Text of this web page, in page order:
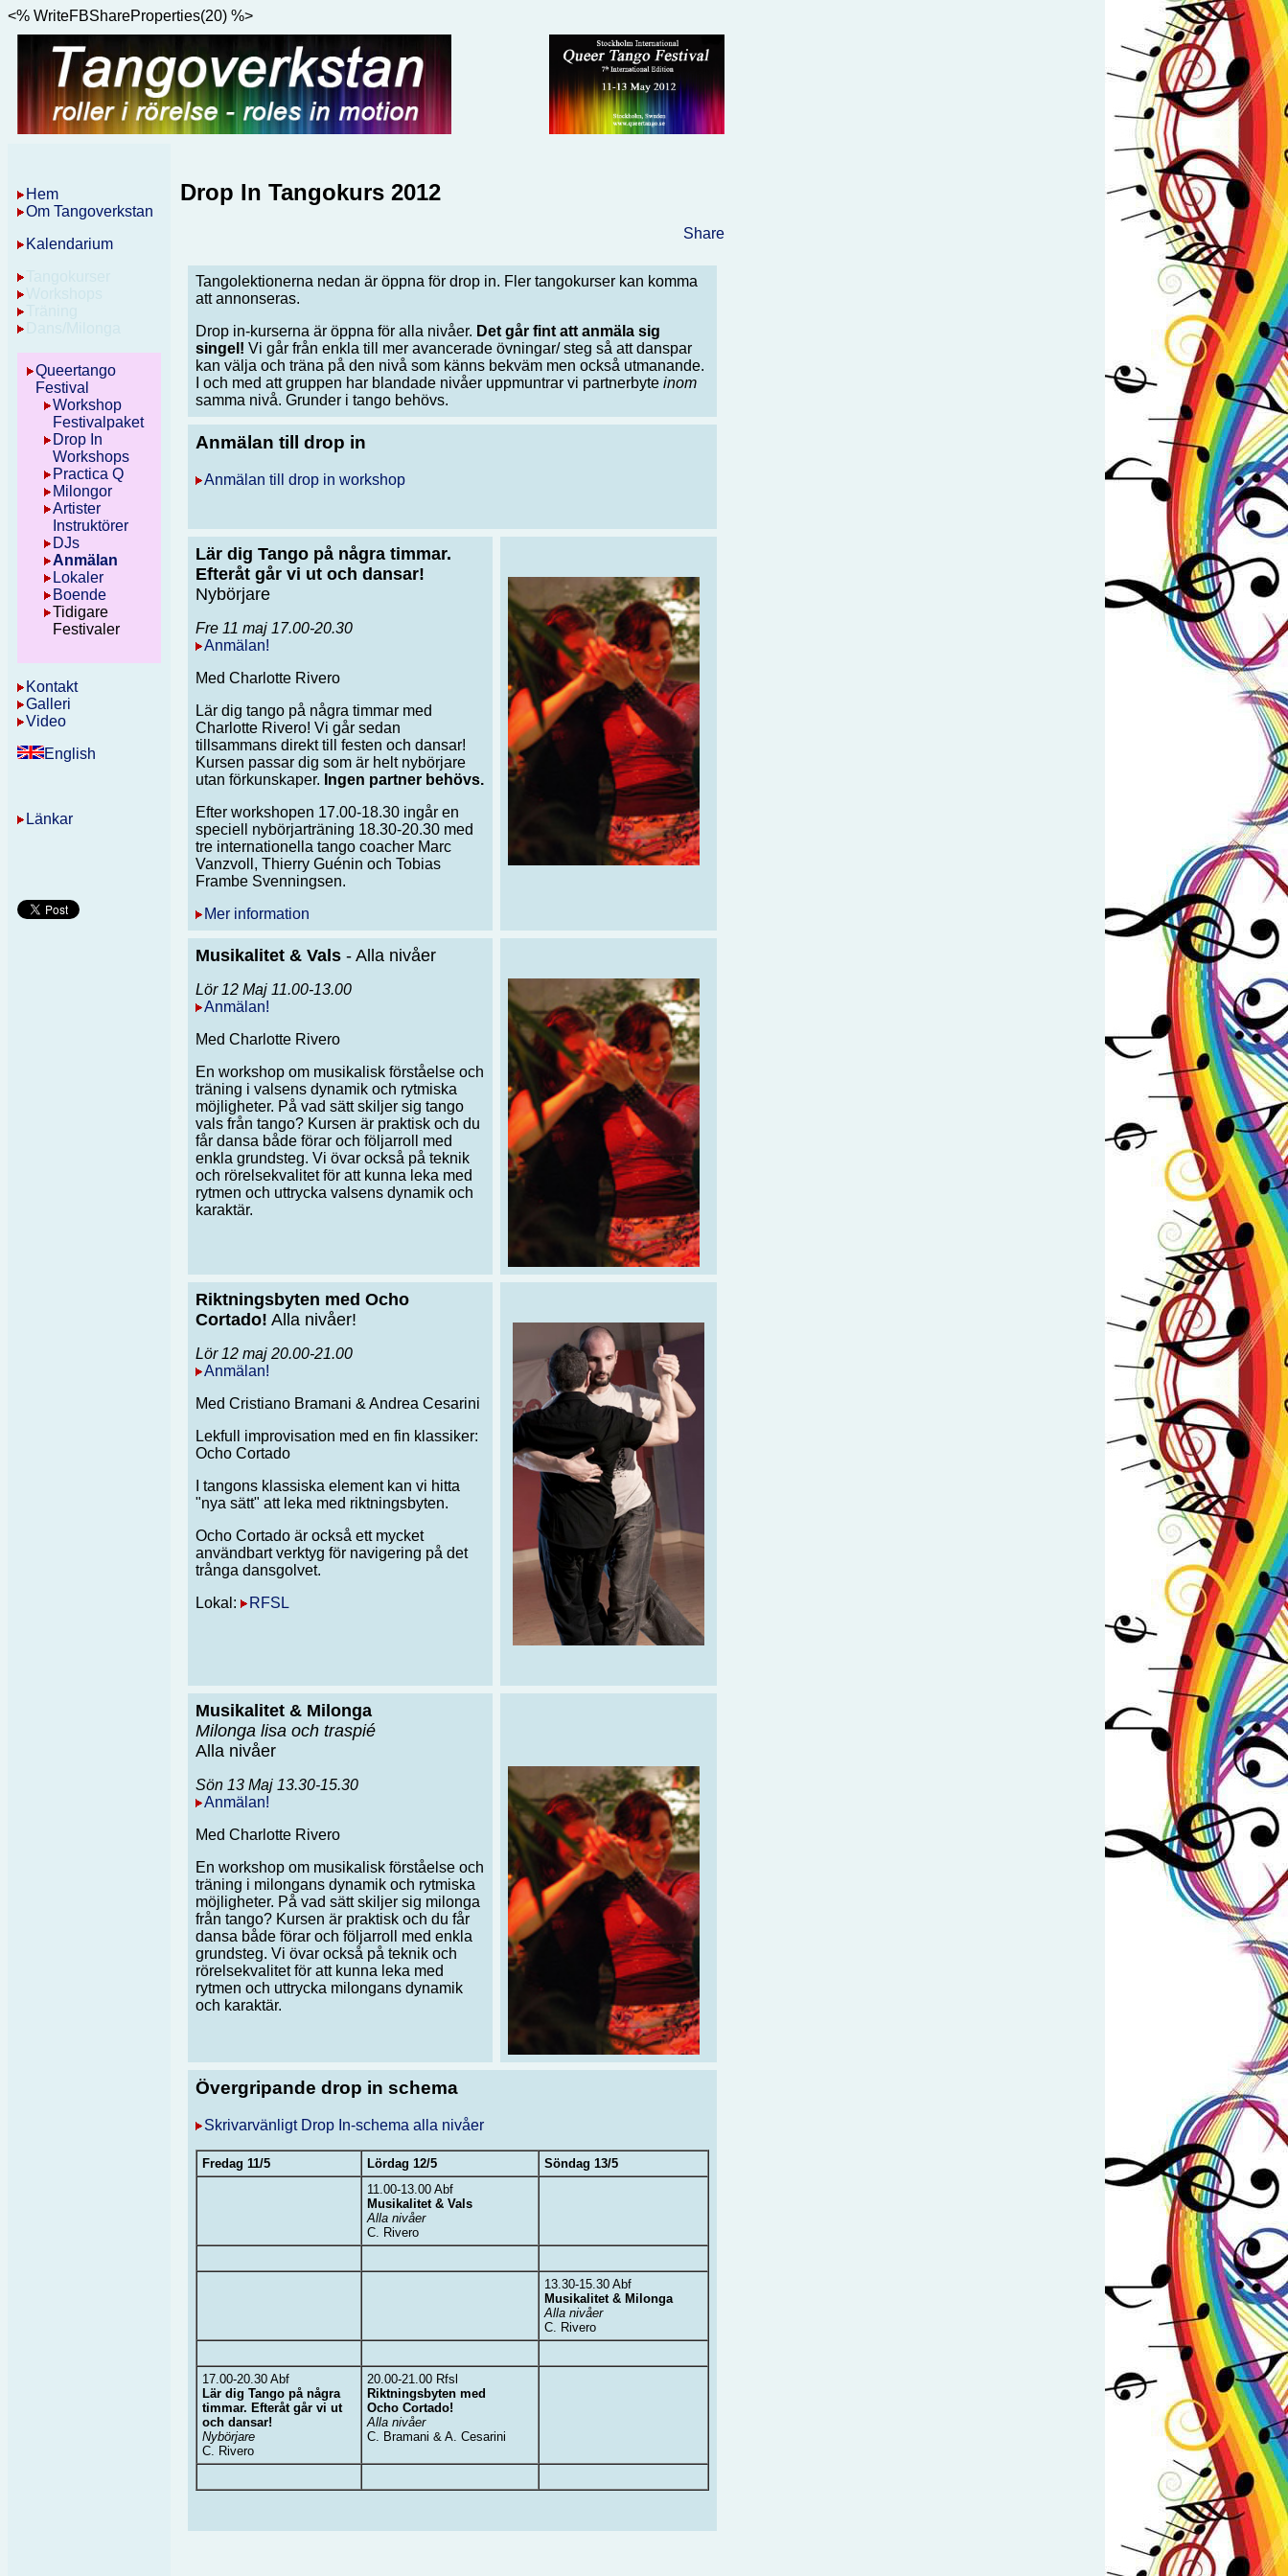
<% WriteFBShareProperties(20) %>
Hem
Om Tangoverkstan
Kalendarium
Queertango
Festival
Workshop
Festivalpaket
Drop In
Workshops
Practica Q
Milongor
Artister
Instruktörer
DJs
Anmälan
Lokaler
Boende
Tidigare
Festivaler
Kontakt
Galleri
Video
English
Länkar
Drop In Tangokurs 2012
Share
Tangolektionerna nedan är öppna för drop in. Fler tangokurser kan komma
att annonseras.
Drop in-kurserna är öppna för alla nivåer. Det går fint att anmäla sig
singel! Vi går från enkla till mer avancerade övningar/ steg så att danspar
kan välja och träna på den nivå som känns bekväm men också utmanande.
I och med att gruppen har blandade nivåer uppmuntrar vi partnerbyte inom
samma nivå. Grunder i tango behövs.
Anmälan till drop in
Anmälan till drop in workshop
Lär dig Tango på några timmar.
Efteråt går vi ut och dansar!
Nybörjare
Fre 11 maj 17.00-20.30
Anmälan!
Med Charlotte Rivero
Lär dig tango på några timmar med
Charlotte Rivero! Vi går sedan
tillsammans direkt till festen och dansar!
Kursen passar dig som är helt nybörjare
utan förkunskaper. Ingen partner behövs.
Efter workshopen 17.00-18.30 ingår en
speciell nybörjarträning 18.30-20.30 med
tre internationella tango coacher Marc
Vanzvoll, Thierry Guénin och Tobias
Frambe Svenningsen.
Mer information
Musikalitet & Vals - Alla nivåer
Lör 12 Maj 11.00-13.00
Anmälan!
Med Charlotte Rivero
En workshop om musikalisk förståelse och
träning i valsens dynamik och rytmiska
möjligheter. På vad sätt skiljer sig tango
vals från tango? Kursen är praktisk och du
får dansa både förar och följarroll med
enkla grundsteg. Vi övar också på teknik
och rörelsekvalitet för att kunna leka med
rytmen och uttrycka valsens dynamik och
karaktär.
Riktningsbyten med Ocho
Cortado! Alla nivåer!
Lör 12 maj 20.00-21.00
Anmälan!
Med Cristiano Bramani & Andrea Cesarini
Lekfull improvisation med en fin klassiker:
Ocho Cortado
I tangons klassiska element kan vi hitta
"nya sätt" att leka med riktningsbyten.
Ocho Cortado är också ett mycket
användbart verktyg för navigering på det
trånga dansgolvet.
Lokal:
RFSL
Musikalitet & Milonga
Milonga lisa och traspié
Alla nivåer
Sön 13 Maj 13.30-15.30
Anmälan!
Med Charlotte Rivero
En workshop om musikalisk förståelse och
träning i milongans dynamik och rytmiska
möjligheter. På vad sätt skiljer sig milonga
från tango? Kursen är praktisk och du får
dansa både förar och följarroll med enkla
grundsteg. Vi övar också på teknik och
rörelsekvalitet för att kunna leka med
rytmen och uttrycka milongans dynamik
och karaktär.
Övergripande drop in schema
Skrivarvänligt Drop In-schema alla nivåer
Fredag 11/5 Lördag 12/5
Söndag 13/5
11.00-13.00 Abf
Musikalitet & Vals
Alla nivåer
C. Rivero
13.30-15.30 Abf
Musikalitet & Milonga
Alla nivåer
C. Rivero
17.00-20.30 Abf
Lär dig Tango på några
timmar. Efteråt går vi ut
och dansar!
Nybörjare
C. Rivero
20.00-21.00 Rfsl
Riktningsbyten med
Ocho Cortado!
Alla nivåer
C. Bramani & A. Cesarini